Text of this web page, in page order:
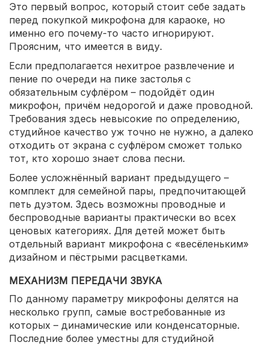
Это первый вопрос, который стоит себе задать
перед покупкой микрофона для караоке, но
именно его почему-то часто игнорируют.
Проясним, что имеется в виду.
Если предполагается нехитрое развлечение и
пение по очереди на пике застолья с
обязательным суфлёром – подойдёт один
микрофон, причём недорогой и даже проводной.
Требования здесь невысокие по определению,
студийное качество уж точно не нужно, а далеко
отходить от экрана с суфлёром сможет только
тот, кто хорошо знает слова песни.
Более усложнённый вариант предыдущего –
комплект для семейной пары, предпочитающей
петь дуэтом. Здесь возможны проводные и
беспроводные варианты практически во всех
ценовых категориях. Для детей может быть
отдельный вариант микрофона с «весёленьким»
дизайном и пёстрыми расцветками.
МЕХАНИЗМ ПЕРЕДАЧИ ЗВУКА
По данному параметру микрофоны делятся на
несколько групп, самые востребованные из
которых – динамические или конденсаторные.
Последние более уместны для студийной